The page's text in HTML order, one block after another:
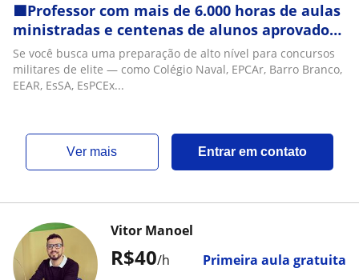
🟩Professor com mais de 6.000 horas de aulas
ministradas e centenas de alunos aprovados.
Ensino direto, estratégico e focado em
resultados
Se você busca uma preparação de alto nível para concursos
militares de elite — como Colégio Naval, EPCAr, Barro Branco,
EEAR, EsSA, EsPCEx...
ver mais Entrar em contato
R$40/h Primeira aula gratuita
Vitor Manoel